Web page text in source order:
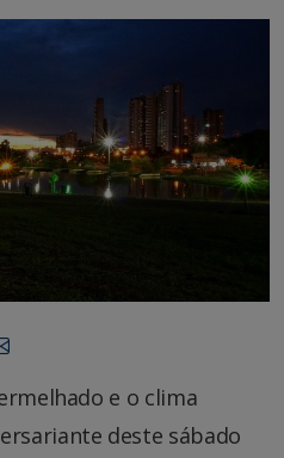
e o clima
deste sábado